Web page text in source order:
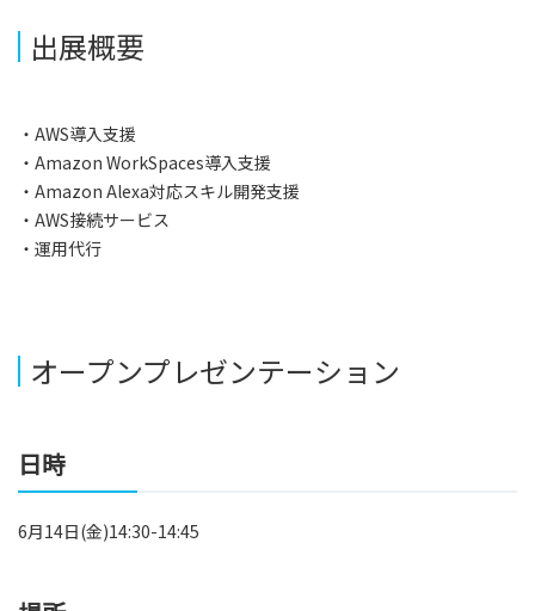
出展概要
・AWS導入支援
・Amazon WorkSpaces導入支援
・Amazon Alexa対応スキル開発支援
・AWS接続サービス
・運用代行
オープンプレゼンテーション
日時
6月14日(金)14:30-14:45